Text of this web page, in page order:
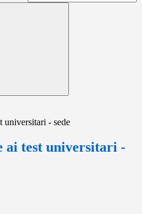
universitari - sede
ai test universitari -